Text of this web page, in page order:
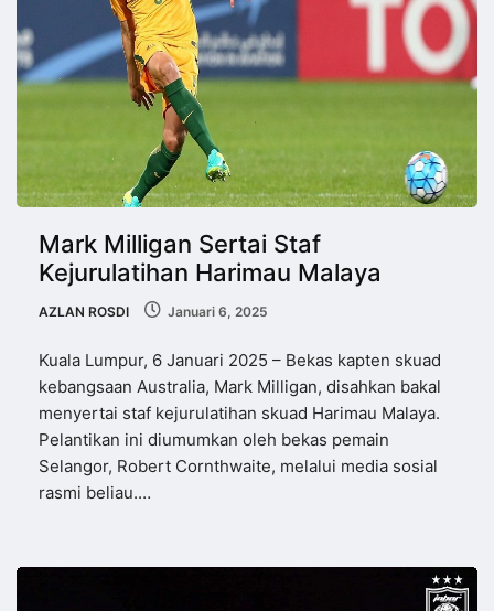
Mark Milligan Sertai Staf
Kejurulatihan Harimau Malaya
AZLAN ROSDI Januari 6, 2025
Kuala Lumpur, 6 Januari 2025 – Bekas kapten skuad
kebangsaan Australia, Mark Milligan, disahkan bakal
menyertai staf kejurulatihan skuad Harimau Malaya.
Pelantikan ini diumumkan oleh bekas pemain
Selangor, Robert Cornthwaite, melalui media sosial
rasmi beliau.…